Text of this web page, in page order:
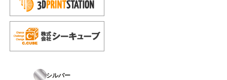
シルバー